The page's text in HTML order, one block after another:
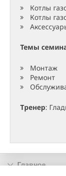
Котлы
Котлы
Темы
Монтаж
Ремонт
Тренер:
Главное